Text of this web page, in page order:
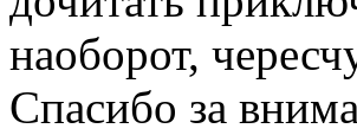
наоборот,
Спасибо за